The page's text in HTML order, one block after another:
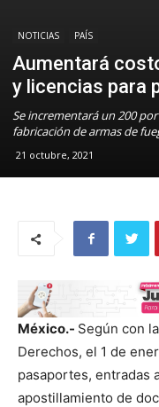
NOTICIAS PAÍS
Aumentará
y licencias para
Se incrementará un 200
fabricación de armas de
21 octubre, 2021
México.- Según con
Derechos, el 1 de
pasaportes, entradas
apostillamiento de